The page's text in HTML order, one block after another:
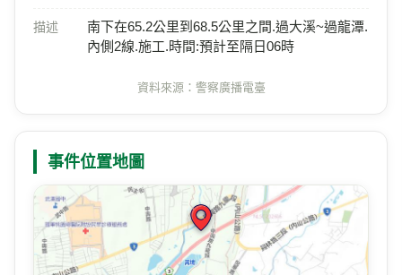
描述
南下在65.2公里到68.5公里之間.過大溪~過龍潭.
內側2線.施工.時間:預計至隔日06時
資料來源：警察廣播電臺
事件位置地圖